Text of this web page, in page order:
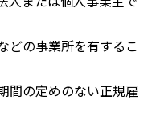
どの事業所を有するこ
間の定めのない正規雇